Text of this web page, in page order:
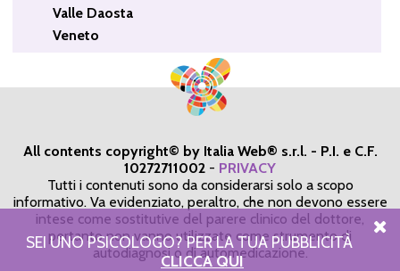
Valle Daosta
Veneto
All contents copyright© by Italia Web® s.r.l. - P.I. e C.F.
10272711002 - PRIVACY
Tutti i contenuti sono da considerarsi solo a scopo
informativo. Va evidenziato, peraltro, che non devono essere
intese come sostitutive del parere clinico del dottore,
pertanto non vanno utilizzate come strumento di
autodiagnosi o di automedicazione.
SEI UNO PSICOLOGO? PER LA TUA PUBBLICITÀ
CLICCA QUI